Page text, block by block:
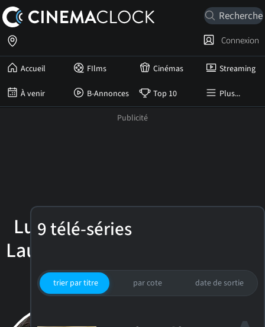
Accueil FIlms Cinémas Streaming
À venir B-Annonces Top 10 Plus...
Connexion
Lucie
Laurier
9 télé-séries
trier par titre par cote date de sortie